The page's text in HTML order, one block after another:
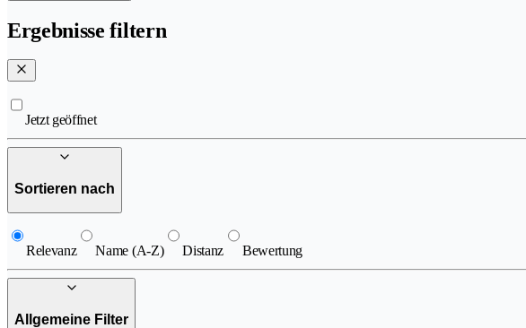
Ergebnisse filtern
Jetzt geöffnet
Sortieren nach
Relevanz Name (A-Z) Distanz Bewertung
Allgemeine Filter